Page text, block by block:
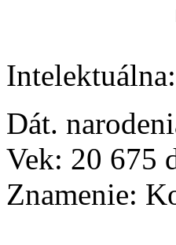
Intelektuálna:
Dát.
Vek: 20 675
Znamenie: